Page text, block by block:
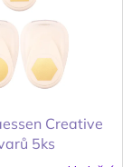
Creative
5ks